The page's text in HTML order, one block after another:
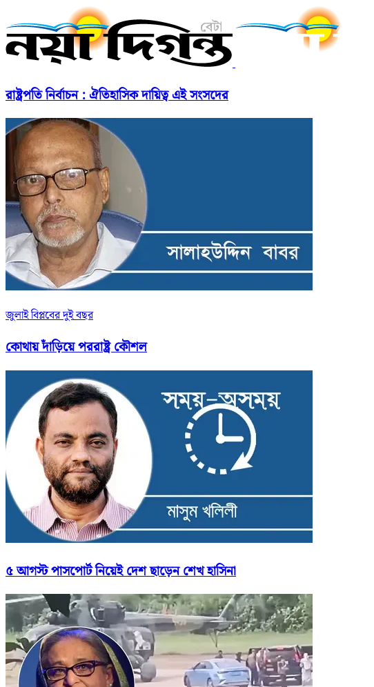
রাষ্ট্রপতি নির্বাচন : ঐতিহাসিক দায়িত্ব এই সংসদের
জুলাই বিপ্লবের দুই বছর
কোথায় দাঁড়িয়ে পররাষ্ট্র কৌশল
৫ আগস্ট পাসপোর্ট নিয়েই দেশ ছাড়েন শেখ হাসিনা